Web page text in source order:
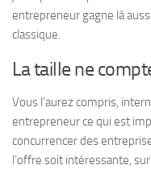
entrepreneur gagne là
classique.
La taille ne
Vous l’aurez compris,
entrepreneur ce qui est
concurrencer des
l’offre soit intéressante,